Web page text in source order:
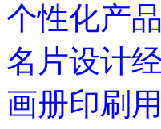
个性化产
名片设计
画册印刷